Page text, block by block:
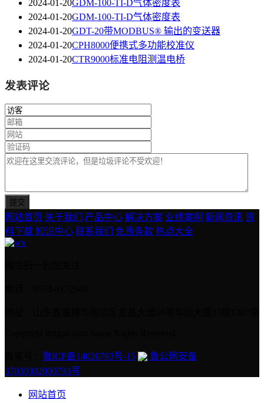
2024-01-20GDM-100-TI-D气体密度表
2024-01-20GDM-100-TI-D气体密度表
2024-01-20GDT-20带MODBUS® 输出的变送器
2024-01-20CPH8000便携式多功能校准仪
2024-01-20CTR9000标准电阻测温电桥
发表评论
网站首页 关于我们 产品中心 解决方案 业绩案例 新闻资讯 资
料下载 知识中心 联系我们 免责条款 热点大全
鲁ICP备14020793号-15
鲁公网安备
37030302000793号
网站首页